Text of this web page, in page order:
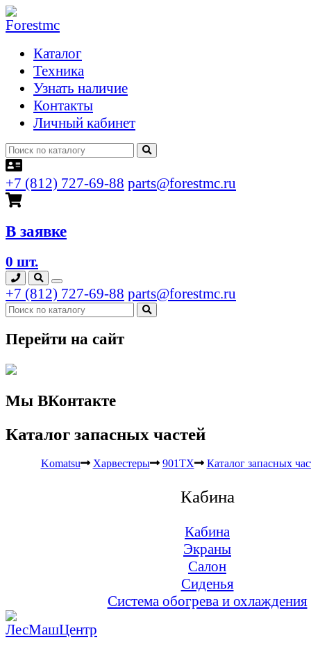
Каталог
Техника
Узнать наличие
Контакты
Личный кабинет
+7 (812) 727-69-88 parts@forestmc.ru
В заявке
0 шт.
+7 (812) 727-69-88 parts@forestmc.ru
Перейти на сайт
Мы ВКонтакте
Каталог запасных частей
Komatsu Харвестеры 901TX Каталог запасных
Кабина
Кабина
Экраны
Салон
Сиденья
Система обогрева и охлаждения